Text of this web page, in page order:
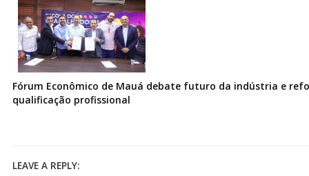
Fórum Econômico de Mauá debate futuro da indústria e
qualificação profissional
LEAVE A REPLY: